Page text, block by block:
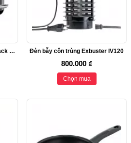
Bộ nồi vuông Silit Quadro Black 4 món, chống dính, vung kính Đèn bẫy côn trùng Exbuster IV120
800.000 ₫
Chọn mua